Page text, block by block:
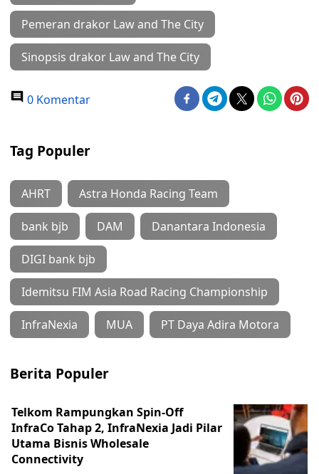
Pemeran drakor Law and The City
Sinopsis drakor Law and The City
0 Komentar
Tag Populer
AHRT Astra Honda Racing Team
bank bjb DAM Danantara Indonesia
DIGI bank bjb
Idemitsu FIM Asia Road Racing Championship
InfraNexia MUA PT Daya Adira Motora
Berita Populer
Telkom Rampungkan Spin-Off
InfraCo Tahap 2, InfraNexia Jadi Pilar
Utama Bisnis Wholesale
Connectivity